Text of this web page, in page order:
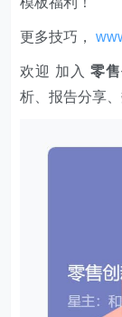
更多技巧，
欢迎 加入 零
析、报告分享